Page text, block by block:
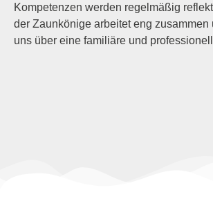
Kompetenzen werden regelmäßig
der Zaunkönige arbeitet eng zusammen
uns über eine familiäre und